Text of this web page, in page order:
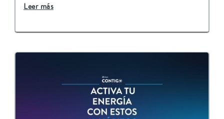
Leer más